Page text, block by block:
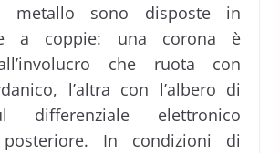
metallo sono disposte in
a coppie: una corona è
che ruota con
l’altra con l’albero di
differenziale elettronico
posteriore. In condizioni di